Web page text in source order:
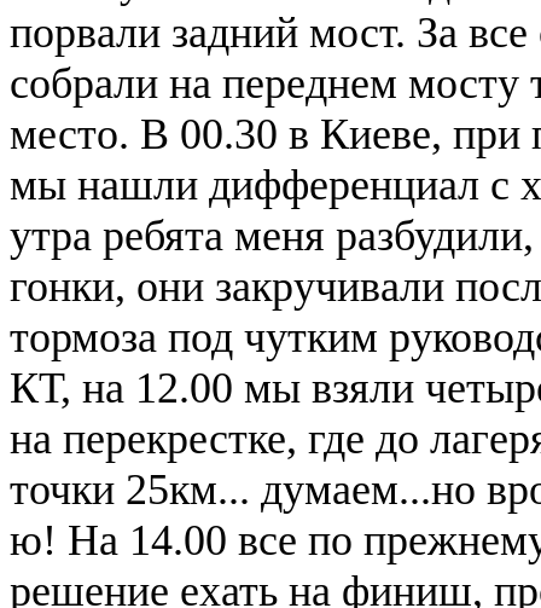
порвали задний мост. За
собрали на переднем мосту
место. В 00.30 в Киеве,
мы нашли дифференциал с
утра ребята меня
гонки, они закручивали
тормоза под чутким
КТ, на 12.00 мы взяли
на перекрестке, где до
точки 25км... думаем...но
ю! На 14.00 все по
решение ехать на финиш,